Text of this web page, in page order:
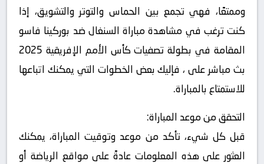
وممتعًا، فهي تجمع بين الحماس والتوتر والتشويق، إذا
كنت ترغب في مشاهدة مباراة السنغال ضد بوركينا فاسو
المقامة في بطولة تصفيات كأس الأمم الإفريقية 2025
بث مباشر على ، فإليك بعض الخطوات التي يمكنك اتباعها
للاستمتاع بالمباراة.
التحقق من موعد المباراة:
قبل كل شيء، تأكد من موعد وتوقيت المباراة، يمكنك
العثور على هذه المعلومات عادةً على مواقع الرياضة أو